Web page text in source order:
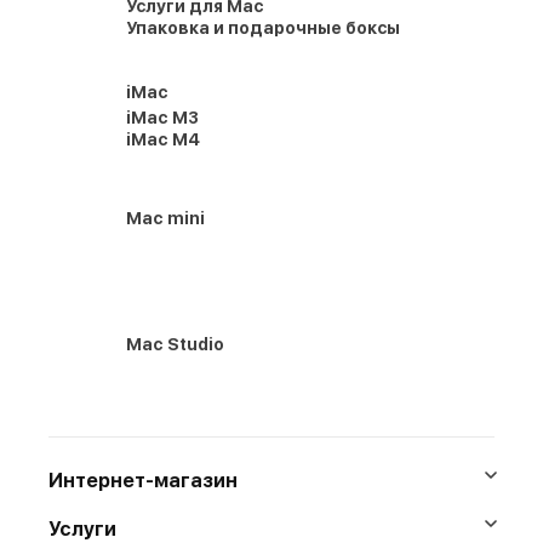
Услуги для Mac
Упаковка и подарочные боксы
iMac
iMac M3
iMac M4
Mac mini
Mac Studio
Интернет-магазин
Услуги